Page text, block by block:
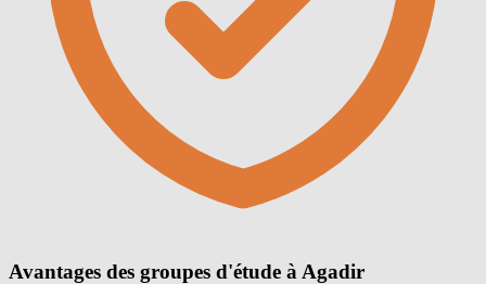
Avantages des groupes d'étude à Agadir